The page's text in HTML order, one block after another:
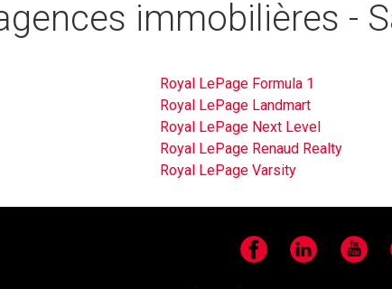
immobilières -
Royal LePage Formula 1
Royal LePage Landmart
Royal LePage Next Level
Royal LePage Renaud Realty
Royal LePage Varsity
FacebookLinkedIn